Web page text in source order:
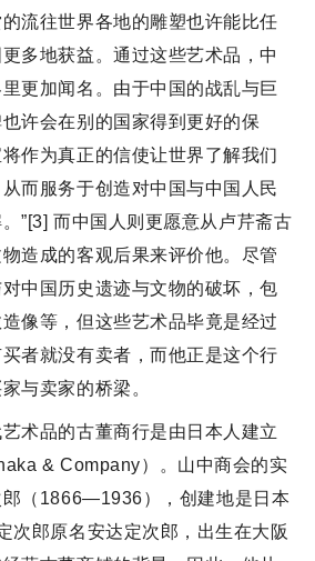
流往世界各地的雕塑也许能比任
多地获益。通过这些艺术品，中
更加闻名。由于中国的战乱与巨
许会在别的国家得到更好的保
作为真正的信使让世界了解我们
而服务于创造对中国与中国人民
”[3] 而中国人则更愿意从卢芹斋古
造成的客观后果来评价他。尽管
中国历史遗迹与文物的破坏，包
像等，但这些艺术品毕竟是经过
者就没有卖者，而他正是这个行
与卖家的桥梁。
术品的古董商行是由日本人建立
& Company）。山中商会的实
郎（1866—1936），创建地是日本
次郎原名安达定次郎，出生在大阪